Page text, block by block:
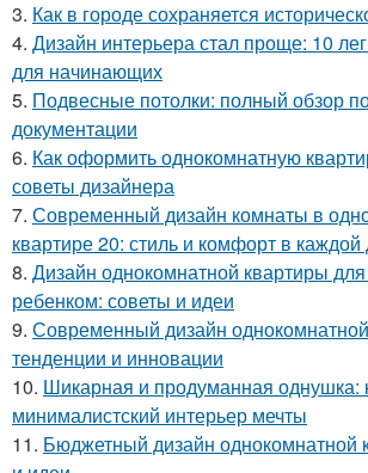
3. Как в городе сохраняется
4. Дизайн интерьера стал проще: 10
для начинающих
5. Подвесные потолки: полный обзор
документации
6. Как оформить однокомнатную
советы дизайнера
7. Современный дизайн комнаты в
квартире 20: стиль и комфорт в каждой
8. Дизайн однокомнатной квартиры
ребенком: советы и идеи
9. Современный дизайн
тенденции и инновации
10. Шикарная и продуманная однушка:
минималистский интерьер мечты
11. Бюджетный дизайн однокомнатной